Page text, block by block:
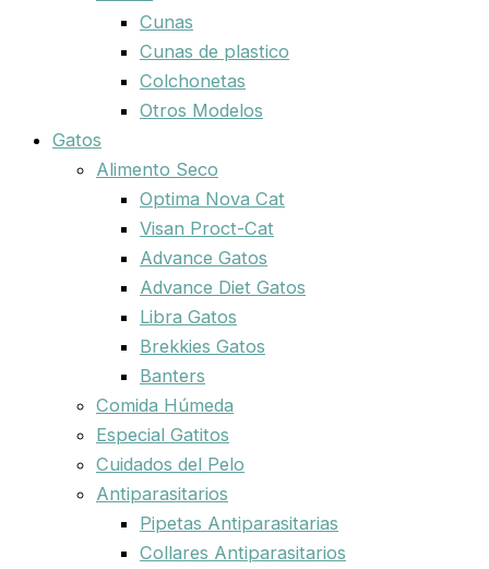
Cunas
Cunas de plastico
Colchonetas
Otros Modelos
Gatos
Alimento Seco
Optima Nova Cat
Visan Proct-Cat
Advance Gatos
Advance Diet Gatos
Libra Gatos
Brekkies Gatos
Banters
Comida Húmeda
Especial Gatitos
Cuidados del Pelo
Antiparasitarios
Pipetas Antiparasitarias
Collares Antiparasitarios